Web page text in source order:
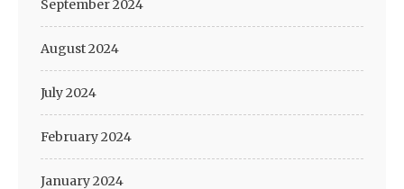
September 2024
August 2024
July 2024
February 2024
January 2024